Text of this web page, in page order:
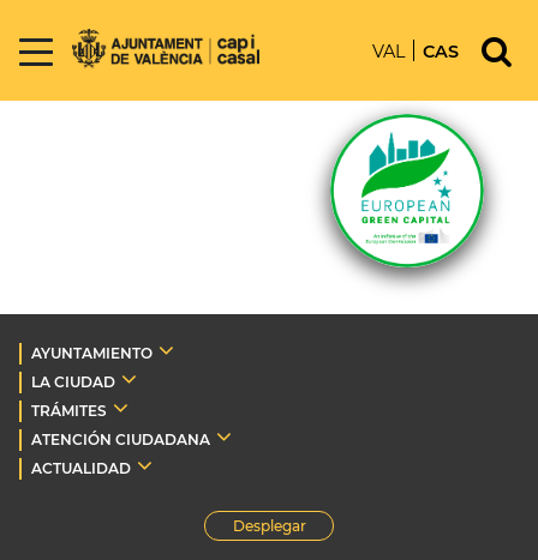
VAL CAS
AYUNTAMIENTO
LA CIUDAD
TRÁMITES
ATENCIÓN CIUDADANA
ACTUALIDAD
Desplegar